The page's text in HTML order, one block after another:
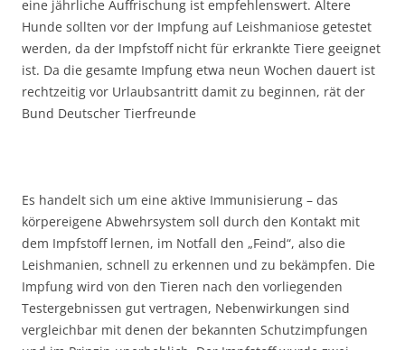
eine jährliche Auffrischung ist empfehlenswert. Ältere
Hunde sollten vor der Impfung auf Leishmaniose getestet
werden, da der Impfstoff nicht für erkrankte Tiere geeignet
ist. Da die gesamte Impfung etwa neun Wochen dauert ist
rechtzeitig vor Urlaubsantritt damit zu beginnen, rät der
Bund Deutscher Tierfreunde
Es handelt sich um eine aktive Immunisierung – das
körpereigene Abwehrsystem soll durch den Kontakt mit
dem Impfstoff lernen, im Notfall den „Feind“, also die
Leishmanien, schnell zu erkennen und zu bekämpfen. Die
Impfung wird von den Tieren nach den vorliegenden
Testergebnissen gut vertragen, Nebenwirkungen sind
vergleichbar mit denen der bekannten Schutzimpfungen